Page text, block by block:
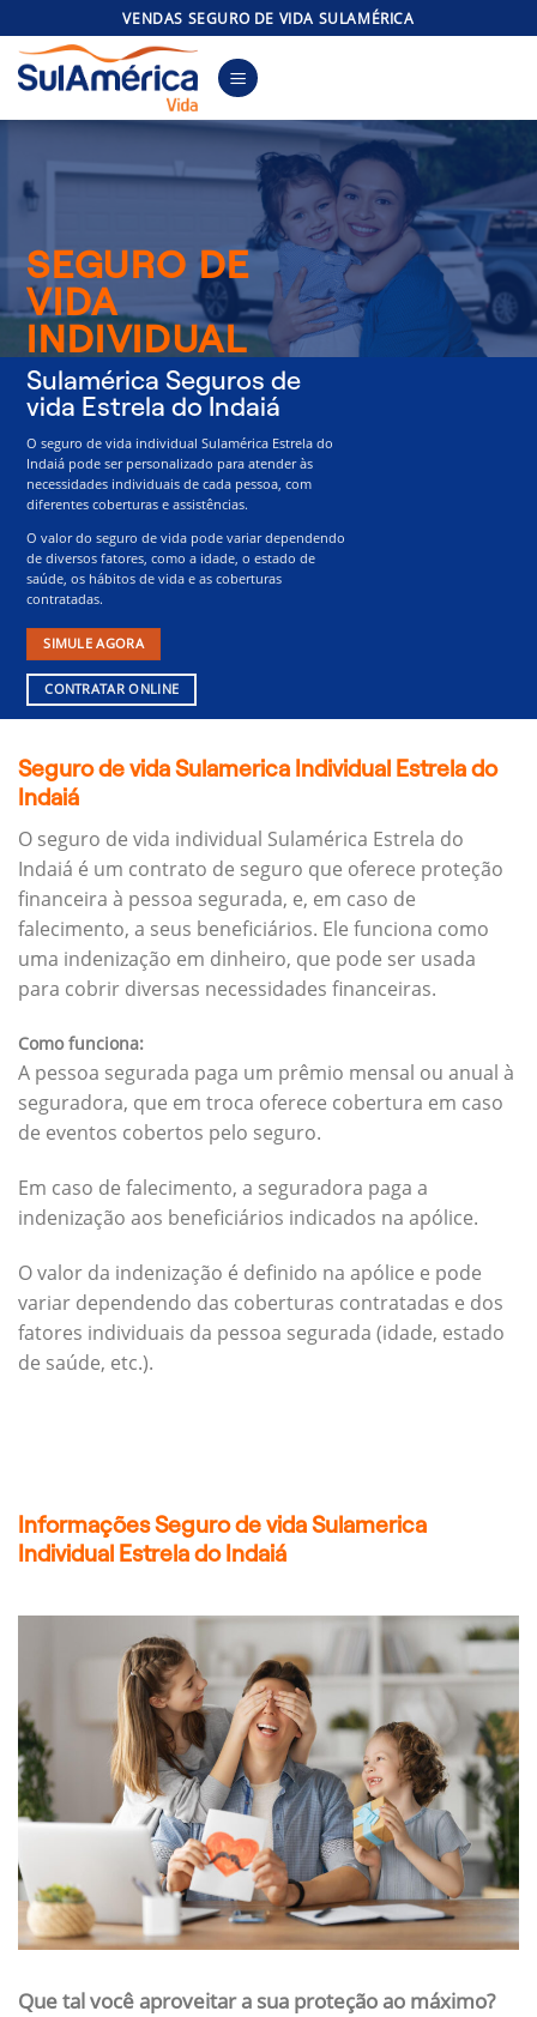
to
content
VENDAS SEGURO DE VIDA SULAMÉRICA
SEGURO DE
VIDA
INDIVIDUAL
Sulamérica Seguros de
vida Estrela do Indaiá
O seguro de vida individual Sulamérica Estrela do
Indaiá pode ser personalizado para atender às
necessidades individuais de cada pessoa, com
diferentes coberturas e assistências.
O valor do seguro de vida pode variar dependendo
de diversos fatores, como a idade, o estado de
saúde, os hábitos de vida e as coberturas
contratadas.
SIMULE AGORA
CONTRATAR ONLINE
Seguro de vida Sulamerica Individual Estrela do
Indaiá
O seguro de vida individual Sulamérica Estrela do
Indaiá é um contrato de seguro que oferece proteção
financeira à pessoa segurada, e, em caso de
falecimento, a seus beneficiários. Ele funciona como
uma indenização em dinheiro, que pode ser usada
para cobrir diversas necessidades financeiras.
Como funciona:
A pessoa segurada paga um prêmio mensal ou anual à
seguradora, que em troca oferece cobertura em caso
de eventos cobertos pelo seguro.
Em caso de falecimento, a seguradora paga a
indenização aos beneficiários indicados na apólice.
O valor da indenização é definido na apólice e pode
variar dependendo das coberturas contratadas e dos
fatores individuais da pessoa segurada (idade, estado
de saúde, etc.).
Informações Seguro de vida Sulamerica
Individual Estrela do Indaiá
Que tal você aproveitar a sua proteção ao máximo?